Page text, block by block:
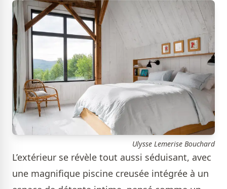
Ulysse Lemerise Bouchard
L’extérieur se révèle tout aussi séduisant, avec
une magnifique piscine creusée intégrée à un